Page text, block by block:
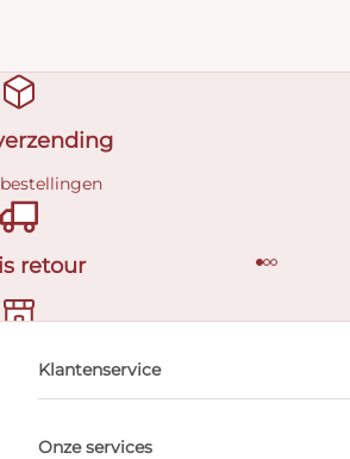
retour
afspraak
Klantenservice
Onze services